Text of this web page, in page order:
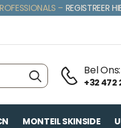
– REGISTREER
Bel Ons:
+32 472
MONTEIL SKINSIDE